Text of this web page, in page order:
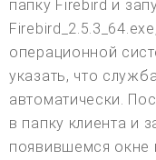
папку Firebird и
операционной
указать, что
автоматически.
в папку клиента и
появившемся окне